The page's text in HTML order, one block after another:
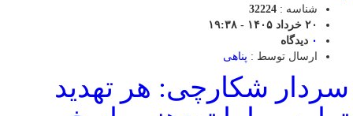
شناسه : 32224
۲۰ خرداد ۱۴۰۵ - ۱۹:۳۸
۰ دیدگاه
ارسال توسط : پناهی
سردار شکارچی: هر تهدید